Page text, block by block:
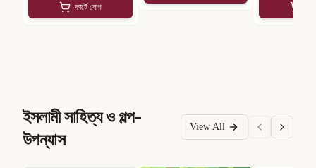
কার্টে যোগ
ইসলামী সাহিত্য ও গল্প-
উপন্যাস
View All